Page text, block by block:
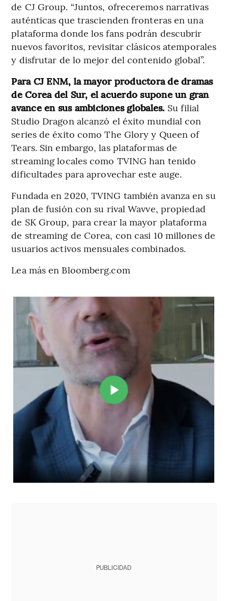
de CJ Group. “Juntos, ofreceremos narrativas
auténticas que trascienden fronteras en una
plataforma donde los fans podrán descubrir
nuevos favoritos, revisitar clásicos atemporales
y disfrutar de lo mejor del contenido global”.
Para CJ ENM, la mayor productora de dramas
de Corea del Sur, el acuerdo supone un gran
avance en sus ambiciones globales. Su filial
Studio Dragon alcanzó el éxito mundial con
series de éxito como The Glory y Queen of
Tears. Sin embargo, las plataformas de
streaming locales como TVING han tenido
dificultades para aprovechar este auge.
Fundada en 2020, TVING también avanza en su
plan de fusión con su rival Wavve, propiedad
de SK Group, para crear la mayor plataforma
de streaming de Corea, con casi 10 millones de
usuarios activos mensuales combinados.
Lea más en Bloomberg.com
PUBLICIDAD